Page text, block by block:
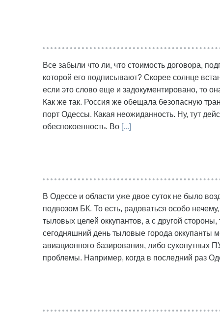
Все забыли что ли, что стоимость договора,
которой его подписывают? Скорее солнце
если это слово еще и задокументировано, то
Как же так. Россия же обещала безопасную
порт Одессы. Какая неожиданность. Ну, тут
обеспокоенность. Во [...]
В Одессе и области уже двое суток не было
подвозом БК. То есть, радоваться особо
тыловых целей оккупантов, а с другой
сегодняшний день тыловые города оккупанты
авиационного базирования, либо сухопутных
проблемы. Например, когда в последний раз